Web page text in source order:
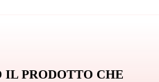
IL PRODOTTO CHE